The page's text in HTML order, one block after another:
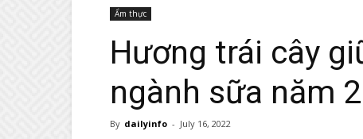
Ẩm thực
Hương trái cây
ngành sữa năm
By dailyinfo - July 16, 2022